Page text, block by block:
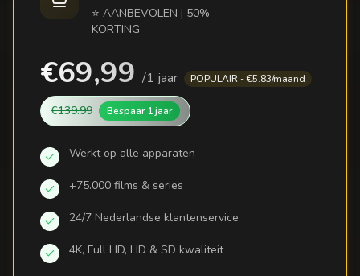
⭐ AANBEVOLEN | 50%
KORTING
€69,99 /1 jaar POPULAIR - €5.83/maand
€139.99 Bespaar1 jaar
Werkt op alle apparaten
+75.000 films & series
24/7 Nederlandse klantenservice
4K, Full HD, HD & SD kwaliteit